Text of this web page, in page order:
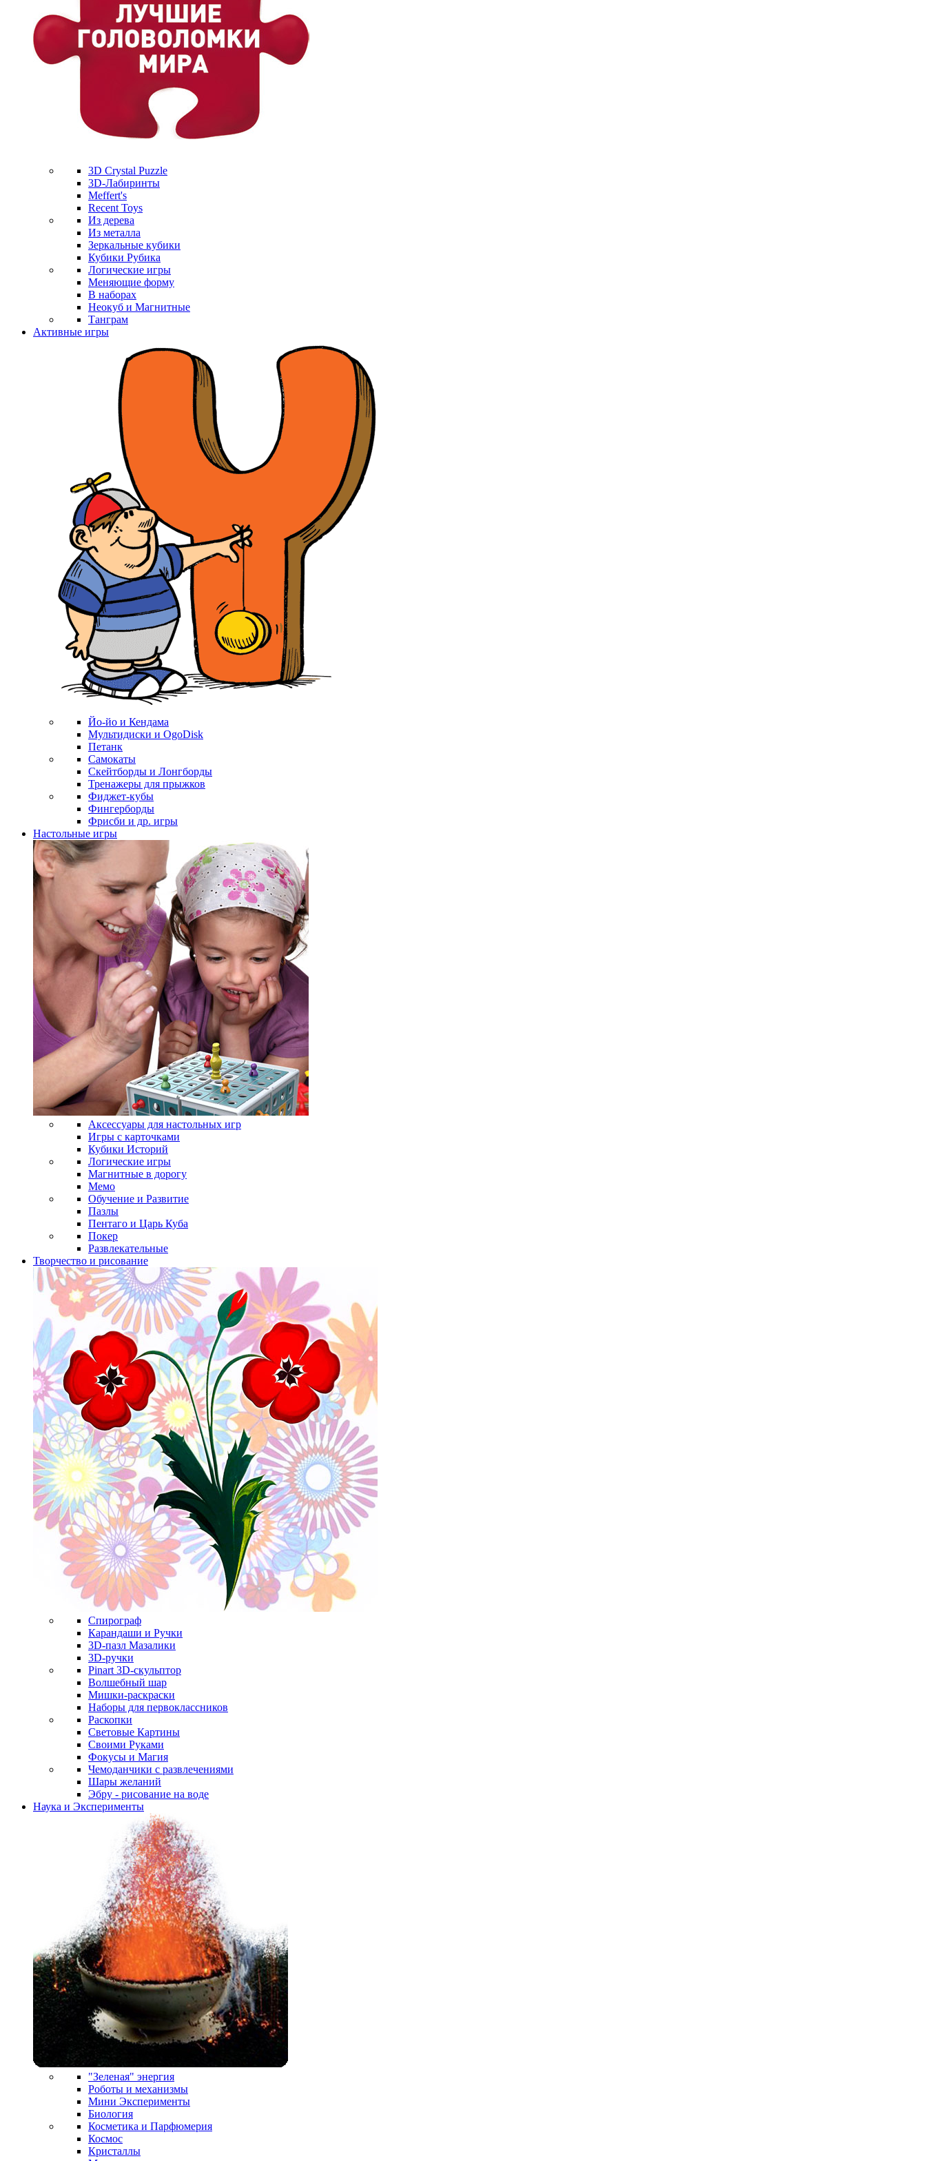
3D Crystal Puzzle
3D-Лабиринты
Meffert's
Recent Toys
Из дерева
Из металла
Зеркальные кубики
Кубики Рубика
Логические игры
Меняющие форму
В наборах
Неокуб и Магнитные
Танграм
Активные игры
Йо-йо и Кендама
Мультидиски и OgoDisk
Петанк
Самокаты
Скейтборды и Лонгборды
Тренажеры для прыжков
Фиджет-кубы
Фингерборды
Фрисби и др. игры
Настольные игры
Аксессуары для настольных игр
Игры с карточками
Кубики Историй
Логические игры
Магнитные в дорогу
Мемо
Обучение и Развитие
Пазлы
Пентаго и Царь Куба
Покер
Развлекательные
Творчество и рисование
Спирограф
Карандаши и Ручки
3D-пазл Мазалики
3D-ручки
Pinart 3D-скульптор
Волшебный шар
Мишки-раскраски
Наборы для первоклассников
Раскопки
Световые Картины
Своими Руками
Фокусы и Магия
Чемоданчики с развлечениями
Шары желаний
Эбру - рисование на воде
Наука и Эксперименты
"Зеленая" энергия
Роботы и механизмы
Мини Эксперименты
Биология
Косметика и Парфюмерия
Космос
Кристаллы